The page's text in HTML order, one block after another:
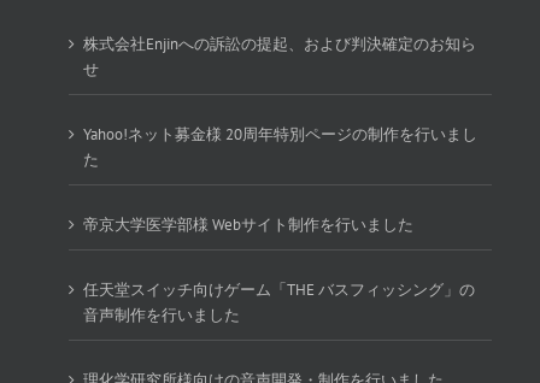
株式会社Enjinへの訴訟の提起、および判決確定のお知ら
せ
Yahoo!ネット募金様 20周年特別ページの制作を行いまし
た
帝京大学医学部様 Webサイト制作を行いました
任天堂スイッチ向けゲーム「THE バスフィッシング」の
音声制作を行いました